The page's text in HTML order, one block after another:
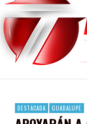
GOBIERNO DE PEPE
CUARTA FERIA EXPO
RECONOCE PEPE
EGRESA
SON MUJERES
DESTACADA GUADALUPE